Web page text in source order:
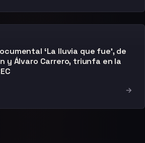
‘La lluvia que fue’, de
y Álvaro Carrero, triunfa en la
→